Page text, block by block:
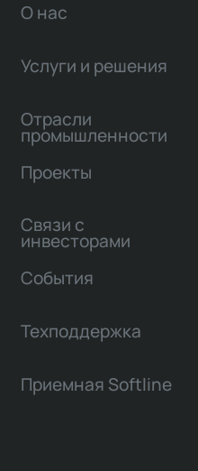
О нас
Услуги и решения
Отрасли
промышленности
Проекты
Связи с
инвесторами
События
Техподдержка
Приемная Softline